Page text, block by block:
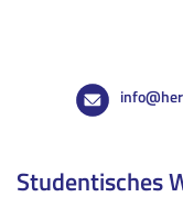
Studentisches